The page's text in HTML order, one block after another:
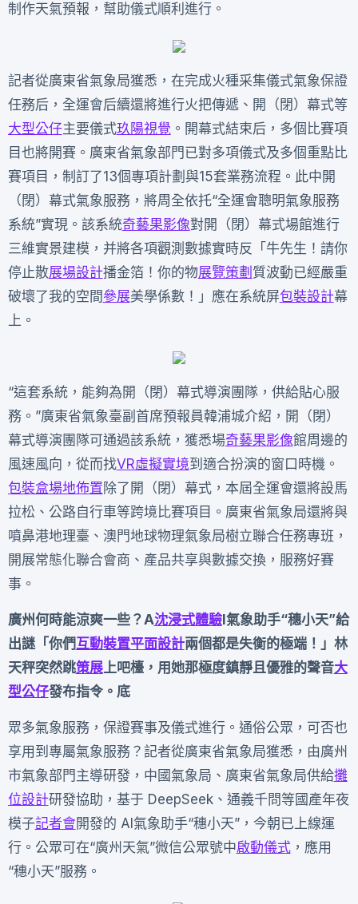
制作天氣預報，幫助儀式順利進行。
記者從廣東省氣象局獲悉，在完成火種采集儀式氣象保證
任務后，全運會后續還將進行火把傳遞、開（閉）幕式等
大型公仔主要儀式玖陽視覺。開幕式結束后，多個比賽項
目也將開賽。廣東省氣象部門已對多項儀式及多個重點比
賽項目，制訂了13個專項計劃與15套業務流程。此中開
（閉）幕式氣象服務，將周全依托“全運會聰明氣象服務
系統”實現。該系統奇藝果影像對開（閉）幕式場館進行
三維實景建模，并將各項觀測數據實時反「牛先生！請你
停止散展場設計播金箔！你的物展覽策劃 質波動已經嚴重
破壞了我的空間參展美學係數！」應在系統屏包裝設計幕
上。
“這套系統，能夠為開（閉）幕式導演團隊，供給貼心服
務。”廣東省氣象臺副首席預報員韓浦城介紹，開（閉）
幕式導演團隊可通過該系統，獲悉場奇藝果影像館周邊的
風速風向，從而找VR虛擬實境到適合扮演的窗口時機。
包裝盒場地佈置 除了開（閉）幕式，本屆全運會還將設馬
拉松、公路自行車等跨境比賽項目。廣東省氣象局還將與
噴鼻港地理臺、澳門地球物理氣象局樹立聯合任務專班，
開展常態化聯合會商、產品共享與數據交換，服務好賽
事。
廣州何時能涼爽一些？A沈浸式體驗I氣象助手“穗小天”給
出謎「你們互動裝置平面設計兩個都是失衡的極端！」林
天秤突然跳策展上吧檯，用她那極度鎮靜且優雅的聲音大
型公仔發布指令。底
眾多氣象服務，保證賽事及儀式進行。通俗公眾，可否也
享用到專屬氣象服務？記者從廣東省氣象局獲悉，由廣州
市氣象部門主導研發，中國氣象局、廣東省氣象局供給攤
位設計研發協助，基于 DeepSeek、通義千問等國產年夜
模子記者會開發的 AI氣象助手“穗小天”，今朝已上線運
行。公眾可在“廣州天氣”微信公眾號中啟動儀式，應用
“穗小天”服務。